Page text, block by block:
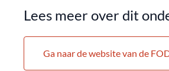
Lees meer over dit
Ga naar de website van de